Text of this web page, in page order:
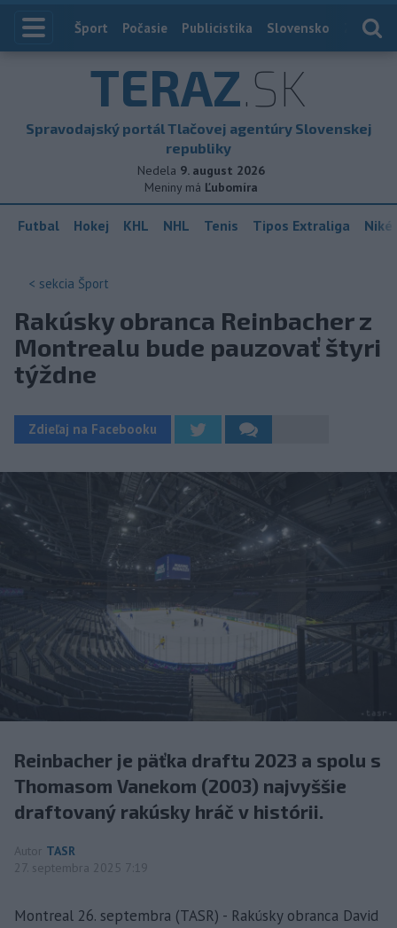
Index
Šport Počasie Publicistika Slovensko
TERAZ.SK
Spravodajský portál Tlačovej agentúry Slovenskej
republiky
Nedela 9. august 2026
Meniny má Ľubomíra
Futbal Hokej KHL NHL Tenis Tipos Extraliga
< sekcia Šport
Rakúsky obranca Reinbacher z
Montrealu bude pauzovať štyri
týždne
Zdieľaj na Facebooku
Reinbacher je päťka draftu 2023 a spolu s
Thomasom Vanekom (2003) najvyššie
draftovaný rakúsky hráč v histórii.
Autor TASR
27. septembra 2025 7:19
Montreal 26. septembra (TASR) - Rakúsky obranca David